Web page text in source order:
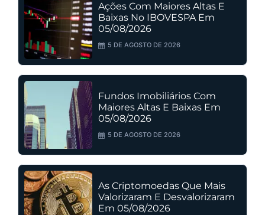
Ações Com Maiores Altas E
Baixas No IBOVESPA Em
05/08/2026
5 DE AGOSTO DE 2026
Fundos Imobiliários Com
Maiores Altas E Baixas Em
05/08/2026
5 DE AGOSTO DE 2026
As Criptomoedas Que Mais
Valorizaram E Desvalorizaram
Em 05/08/2026